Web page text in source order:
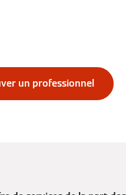
un professionnel